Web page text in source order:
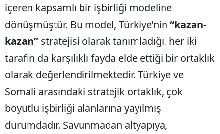
içeren kapsamlı bir işbirliği modeline
dönüşmüştür. Bu model, Türkiye’nin “kazan-
kazan” stratejisi olarak tanımladığı, her iki
tarafın da karşılıklı fayda elde ettiği bir ortaklık
olarak değerlendirilmektedir. Türkiye ve
Somali arasındaki stratejik ortaklık, çok
boyutlu işbirliği alanlarına yayılmış
durumdadır. Savunmadan altyapıya,